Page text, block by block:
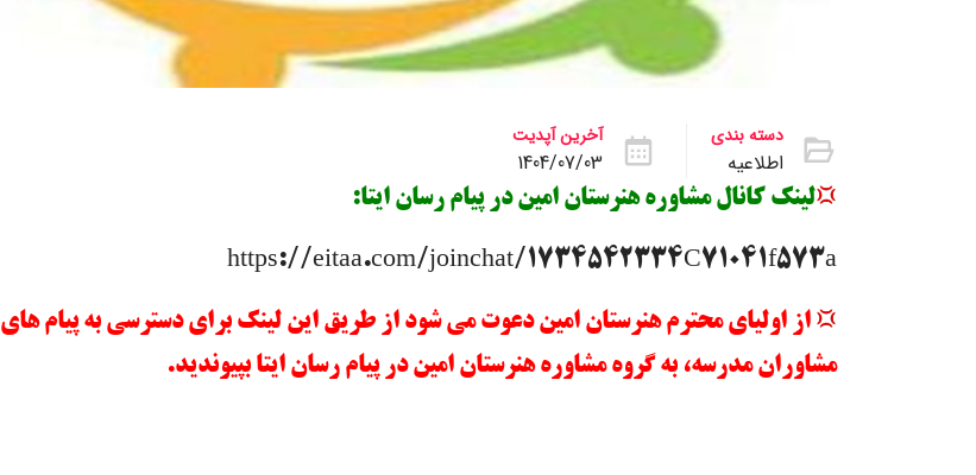
دسته بندی
اطلاعیه
آخرین آپدیت
1404/07/03
لینک کانال مشاوره هنرستان امین در پیام رسان ایتا:
https://eitaa.com/joinchat/1734542334C71041f573a
از اولیای محترم هنرستان امین دعوت می‌ شود از طریق این لینک برای دسترسی به پیام های
مشاوران مدرسه، به گروه مشاوره هنرستان امین در پیام رسان ایتا بپیوندید.